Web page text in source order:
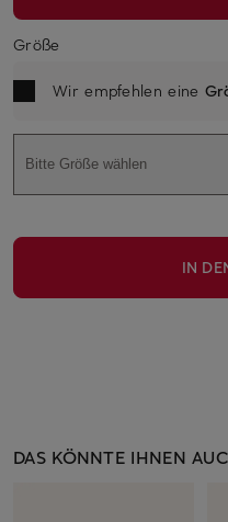
Größe
Wir empfehlen eine
Bitte Größe wählen
IN
DAS KÖNNTE IHNEN